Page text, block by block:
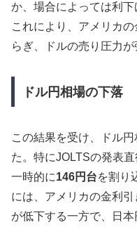
か、場合によっては利下
これにより、アメリカ
らぎ、ドルの売り圧力が
ドル円相場の下落
この結果を受け、ドル
た。特にJOLTSの発表
一時的に146円台を割り
には、アメリカの金利
が低下する一方で、日